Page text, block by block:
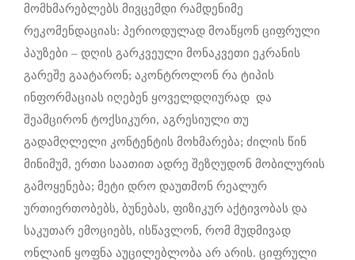
მომხმარებლებს მივცემდი რამდენიმე
რეკომენდაციას: პერიოდულად მოაწყონ ციფრული
პაუზები – დღის გარკვეული მონაკვეთი ეკრანის
გარეშე გაატარონ; აკონტროლონ რა ტიპის
ინფორმაციას იღებენ ყოველდღიურად და
შეამცირონ ტოქსიკური, აგრესიული თუ
გადამღლელი კონტენტის მოხმარება; ძილის წინ
მინიმუმ, ერთი საათით ადრე შეზღუდონ მობილურის
გამოყენება; მეტი დრო დაუთმონ რეალურ
ურთიერთობებს, ბუნებას, ფიზიკურ აქტივობას და
საკუთარ ემოციებს, ისწავლონ, რომ მუდმივად
ონლაინ ყოფნა აუცილებლობა არ არის. ციფრული